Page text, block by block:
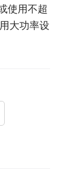
使用不超
大功率设